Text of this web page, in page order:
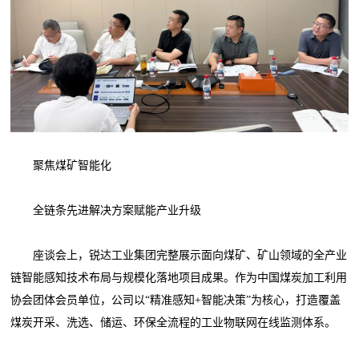
聚焦煤矿智能化
全链条先进解决方案赋能产业升级
座谈会上，锐达工业集团完整展示面向煤矿、矿山领域的全产业
链智能感知技术布局与规模化落地项目成果。作为中国煤炭加工利用
协会团体会员单位，公司以“精准感知+智能决策”为核心，打造覆盖
煤炭开采、洗选、储运、环保全流程的工业物联网在线监测体系。